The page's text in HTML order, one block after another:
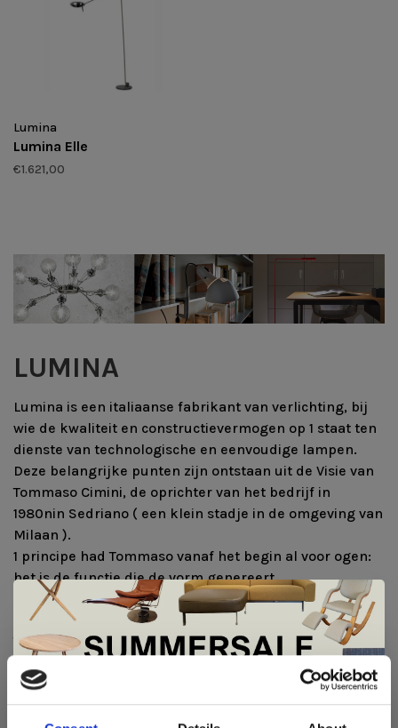
Lumina
Lumina Elle
€1.621,00
LUMINA
Lumina is een italiaanse fabrikant van verlichting, bij
wie de kwaliteit en constructievermogen op 1 staat ten
dienste van technologische en eenvoudige lampen.
Deze belangrijke punten zijn ontstaan uit de Visie van
Tommaso Cimini, de oprichter van het bedrijf in
1980nin Sedriano ( een klein stadje in de omgeving van
Milaan ).
1 principe had Tommaso vanaf het begin al voor ogen:
het is de functie die de vorm genereert.
Met zijn vindingrijkheid, aangeboren vermogen om te
innoveren en diepgaande kennis van materialen kon
Tommaso Cimini halverwege de jaren '70 de machines
te creëren, een lamp die een tijdloos icoon van
Italiaans design werd.
De Summer Sale bij Snip Wonen+ is
gestart!